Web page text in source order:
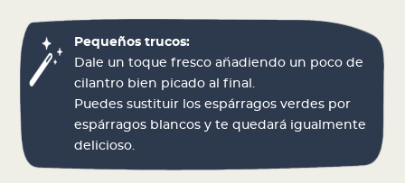
Pequeños trucos:
Dale un toque fresco añadiendo un poco de
cilantro bien picado al final.
Puedes sustituir los espárragos verdes por
espárragos blancos y te quedará igualmente
delicioso.